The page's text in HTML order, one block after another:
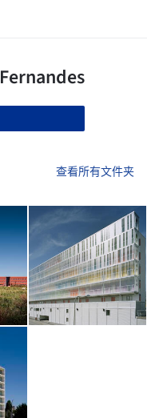
查看所有文件夹